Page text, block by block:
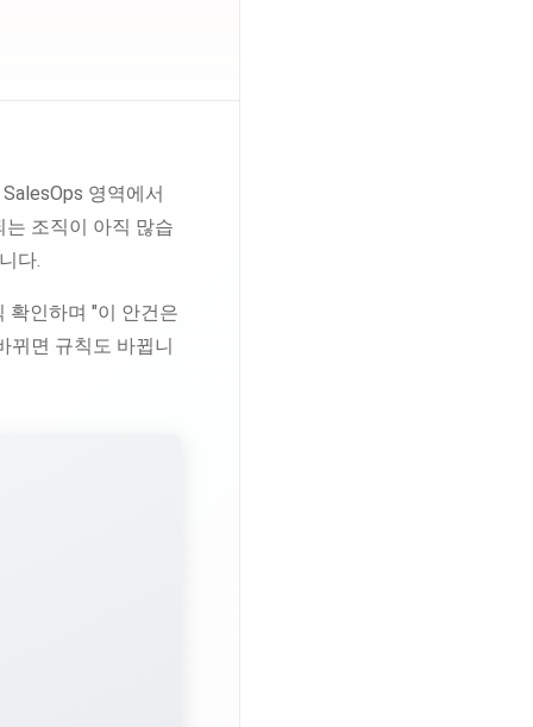
영역에서
조직이 아직 많습
다.
확인하며 "이 안건은
뀌면 규칙도 바뀝니